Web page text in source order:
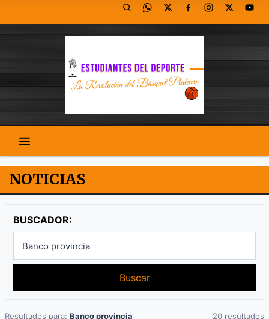
NOTICIAS
BUSCADOR:
Buscar
Resultados para: Banco provincia 20 resultados